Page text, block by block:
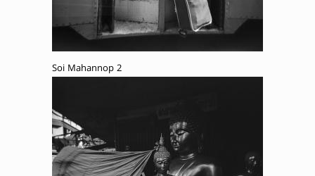
Soi Mahannop 2